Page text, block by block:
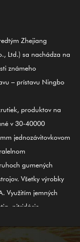
Zhejiang
Ltd.) sa nachádza na
známeho
– prístavu Ningbo
produktov na
v 30-40000
jednozávitovkovom
gumených
Všetky výrobky
Využitím jemných
nitridácie,
v súlade s